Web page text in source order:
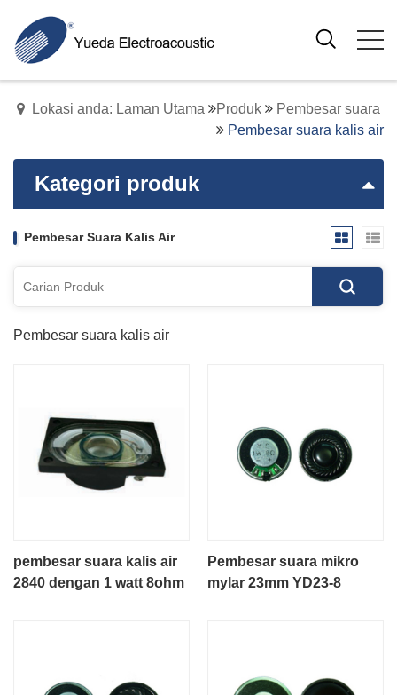
Lokasi anda: Laman Utama Produk
Pembesar suara
Pembesar suara kalis air
Kategori produk
Pembesar Suara Kalis Air
Pembesar suara kalis air
pembesar suara kalis air
2840 dengan 1 watt 8ohm
Pembesar suara mikro
mylar 23mm YD23-8